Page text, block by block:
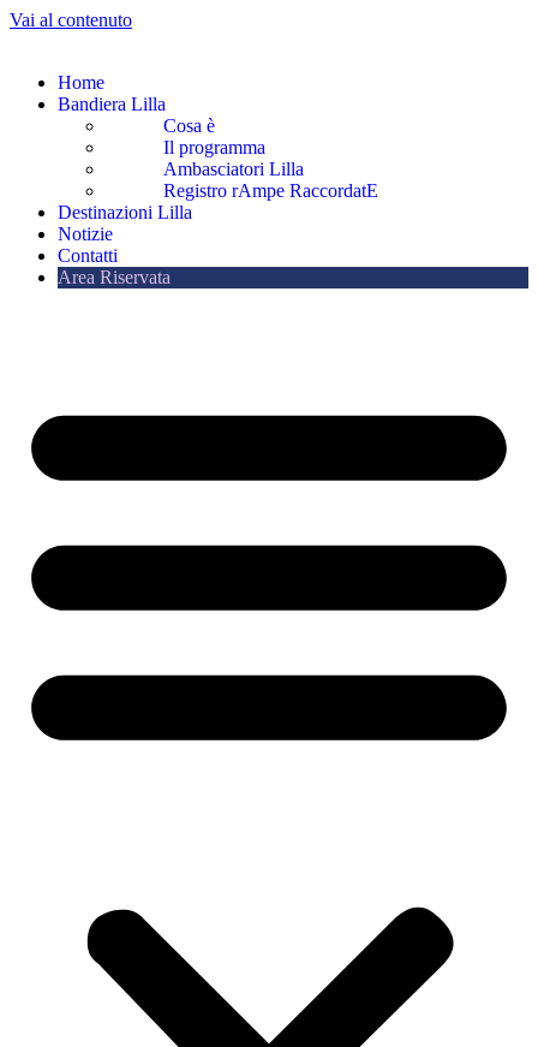
Vai al contenuto
Home
Bandiera Lilla
Cosa è
Il programma
Ambasciatori Lilla
Registro rAmpe RaccordatE
Destinazioni Lilla
Notizie
Contatti
Area Riservata